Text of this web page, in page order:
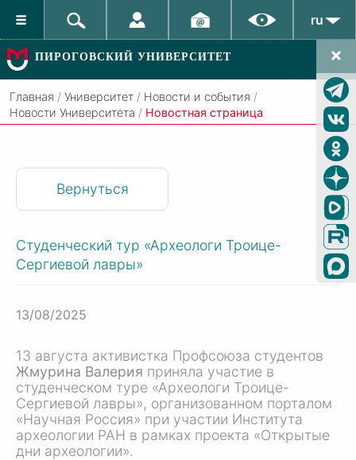
ru
ПИРОГОВСКИЙ УНИВЕРСИТЕТ
Главная / Университет / Новости и события /
Новости Университета / Новостная страница
Студенческий тур «Археологи Троице-
Сергиевой лавры»
13/08/2025
13 августа активистка Профсоюза студентов
Жмурина Валерия приняла участие в
студенческом туре «Археологи Троице-
Сергиевой лавры», организованном порталом
«Научная Россия» при участии Института
археологии РАН в рамках проекта «Открытые
дни археологии».
Вернуться